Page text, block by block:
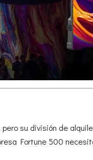
su división de
Fortune 500